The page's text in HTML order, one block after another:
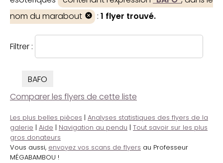
nom du marabout
: 1 flyer trouvé.
Filtrer :
BAFO
Comparer les flyers de cette liste
Les plus belles pièces | Analyses statistiques des flyers de la
galerie | Aide | Navigation au pendu | Tout savoir sur les plus
gros donateurs
Vous aussi, envoyez vos scans de flyers au Professeur
MÉGABAMBOU !